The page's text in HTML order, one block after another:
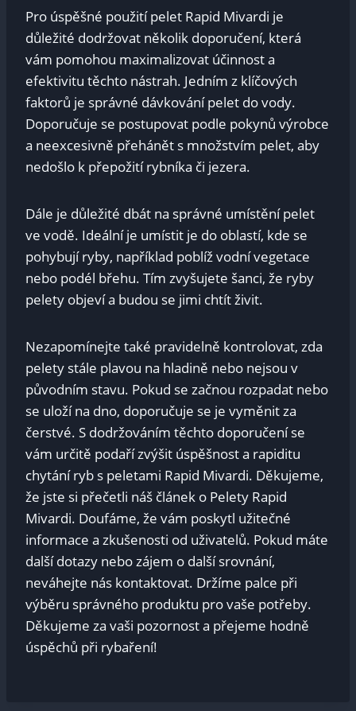
Pro⁤ úspěšné⁤ použití ⁤pelet Rapid ​Mivardi je
důležité dodržovat několik ⁤doporučení, která
vám pomohou maximalizovat účinnost a​
efektivitu těchto​ nástrah. ​Jedním z⁣ klíčových
faktorů ​je správné dávkování ⁣pelet do vody.
Doporučuje se postupovat podle pokynů výrobce
⁤a⁢ neexcesivně přehánět​ s množstvím pelet, aby
nedošlo k přepožití rybníka či jezera.
Dále je důležité ⁣dbát na správné umístění pelet
ve vodě. Ideální je umístit je do⁢ oblastí, ‍kde se
pohybují ryby, například poblíž vodní vegetace
nebo ⁤podél břehu. Tím zvyšujete šanci, že ryby
pelety⁤ objeví a budou se jimi chtít živit.
Nezapomínejte také pravidelně ​kontrolovat, zda
pelety stále plavou na hladině nebo nejsou v
původním stavu. Pokud se ‍začnou‌ rozpadat nebo
se uloží na dno,⁣ doporučuje se ​je ⁤vyměnit ‍za
čerstvé. S dodržováním těchto doporučení se
vám určitě podaří zvýšit úspěšnost a rapiditu
chytání ryb s peletami​ Rapid Mivardi. Děkujeme,
že jste⁣ si přečetli⁤ náš článek o Pelety ⁤Rapid
Mivardi. Doufáme, že vám poskytl užitečné
informace ​a​ zkušenosti ‌od⁣ uživatelů. Pokud ⁣máte
další⁣ dotazy nebo zájem⁢ o další ⁣srovnání,
neváhejte nás kontaktovat. Držíme ⁤palce při
výběru správného⁣ produktu ​pro vaše potřeby.
Děkujeme za vaši pozornost⁣ a přejeme hodně
úspěchů při rybaření!